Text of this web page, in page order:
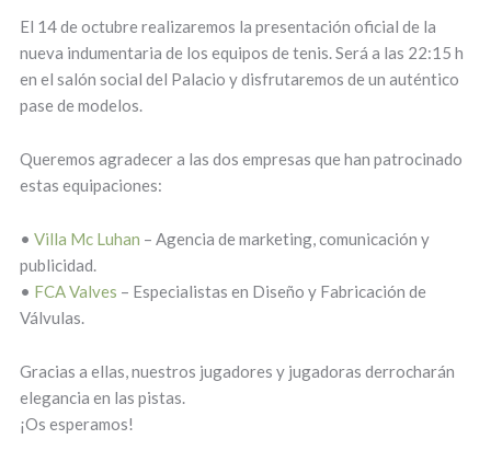
El 14 de octubre realizaremos la presentación oficial de la
nueva indumentaria de los equipos de tenis. Será a las 22:15 h
en el salón social del Palacio y disfrutaremos de un auténtico
pase de modelos.
Queremos agradecer a las dos empresas que han patrocinado
estas equipaciones:
• Villa Mc Luhan – Agencia de marketing, comunicación y
publicidad.
• FCA Valves – Especialistas en Diseño y Fabricación de
Válvulas.
Gracias a ellas, nuestros jugadores y jugadoras derrocharán
elegancia en las pistas.
¡Os esperamos!